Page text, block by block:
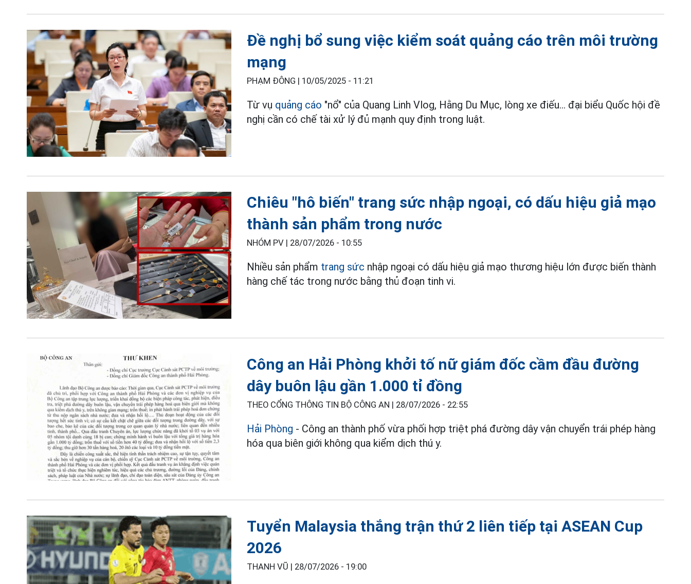
Đề nghị bổ sung việc kiểm soát quảng cáo trên môi trường
mạng
PHẠM ĐÔNG | 10/05/2025 - 11:21
Từ vụ quảng cáo "nổ" của Quang Linh Vlog, Hằng Du Mục, lòng xe điếu... đại biểu Quốc hội đề
nghị cần có chế tài xử lý đủ mạnh quy định trong luật.
Chiêu "hô biến" trang sức nhập ngoại, có dấu hiệu giả mạo
thành sản phẩm trong nước
NHÓM PV | 28/07/2026 - 10:55
Nhiều sản phẩm trang sức nhập ngoại có dấu hiệu giả mạo thương hiệu lớn được biến thành
hàng chế tác trong nước bằng thủ đoạn tinh vi.
Công an Hải Phòng khởi tố nữ giám đốc cầm đầu đường
dây buôn lậu gần 1.000 tỉ đồng
THEO CỔNG THÔNG TIN BỘ CÔNG AN | 28/07/2026 - 22:55
Hải Phòng - Công an thành phố vừa phối hợp triệt phá đường dây vận chuyển trái phép hàng
hóa qua biên giới không qua kiểm dịch thú y.
Tuyển Malaysia thắng trận thứ 2 liên tiếp tại ASEAN Cup
2026
THANH VŨ | 28/07/2026 - 19:00